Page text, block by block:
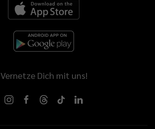
Vernetze Dich mit uns!